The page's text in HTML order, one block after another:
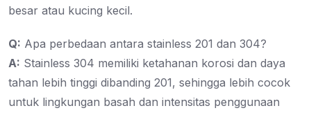
besar atau kucing kecil.
Q: Apa perbedaan antara stainless 201 dan 304?
A: Stainless 304 memiliki ketahanan korosi dan daya
tahan lebih tinggi dibanding 201, sehingga lebih cocok
untuk lingkungan basah dan intensitas penggunaan